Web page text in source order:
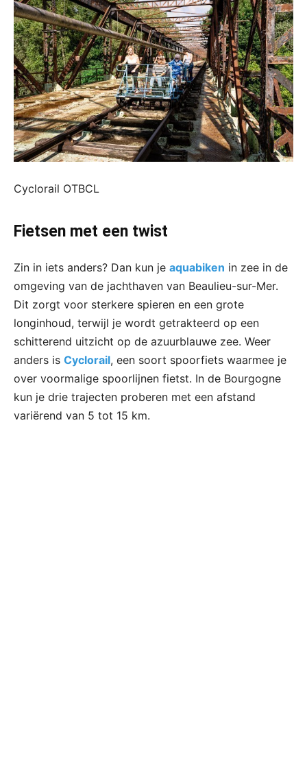
Cyclorail OTBCL
Fietsen met een twist
Zin in iets anders? Dan kun je aquabiken in zee in de
omgeving van de jachthaven van Beaulieu-sur-Mer.
Dit zorgt voor sterkere spieren en een grote
longinhoud, terwijl je wordt getrakteerd op een
schitterend uitzicht op de azuurblauwe zee. Weer
anders is Cyclorail, een soort spoorfiets waarmee je
over voormalige spoorlijnen fietst. In de Bourgogne
kun je drie trajecten proberen met een afstand
variërend van 5 tot 15 km.